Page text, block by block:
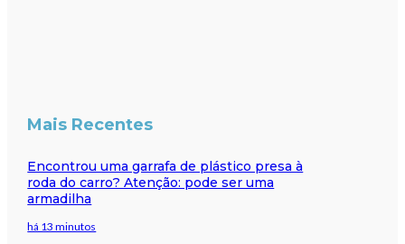
Mais Recentes
Encontrou uma garrafa de plástico presa à
roda do carro? Atenção: pode ser uma
armadilha
há 13 minutos